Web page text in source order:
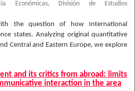
Económicas, División de Estudios
the question of how International
states. Analyzing original quantitative
Central and Eastern Europe, we explore
and its critics from abroad: limits
interaction in the area